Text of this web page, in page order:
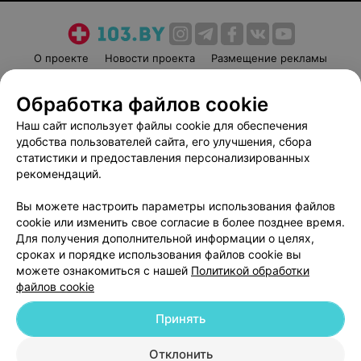
О проекте Новости проекта
Размещение рекламы
Пользовательское соглашение
Способы оплаты
Вакансии
Партнеры
Написать руководителю 103.by
Обработка персональных данных
© 2026 ООО «Артокс Лаб», УНП 191700409
| 220012, Республика Беларусь,
Обработка файлов cookie
Наш сайт использует файлы cookie для обеспечения
удобства пользователей сайта, его улучшения, сбора
статистики и предоставления персонализированных
рекомендаций.
Вы можете настроить параметры использования файлов
cookie или изменить свое согласие в более позднее время.
Для получения дополнительной информации о целях,
сроках и порядке использования файлов cookie вы
можете ознакомиться с нашей Политикой обработки
файлов cookie
Отклонить
Принять